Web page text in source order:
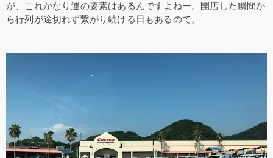
が、これかなり運の要素はあるんですよねー。開店した瞬間か
ら行列が途切れず繋がり続ける日もあるので。